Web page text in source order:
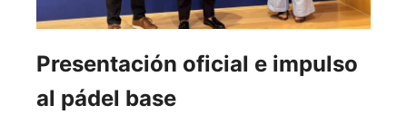
Presentación oficial e impulso
al pádel base